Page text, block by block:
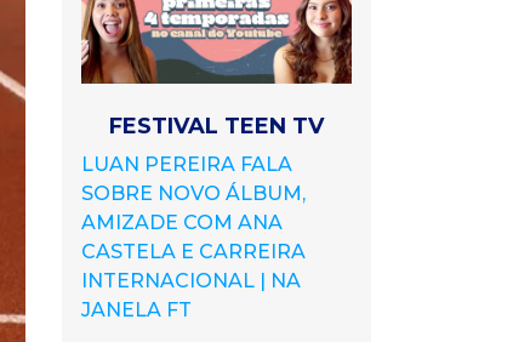
FESTIVAL TEEN TV
LUAN PEREIRA FALA
SOBRE NOVO ÁLBUM,
AMIZADE COM ANA
CASTELA E CARREIRA
INTERNACIONAL | NA
JANELA FT